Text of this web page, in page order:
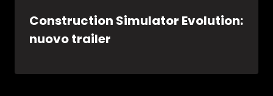
Construction Simulator Evolution:
nuovo trailer